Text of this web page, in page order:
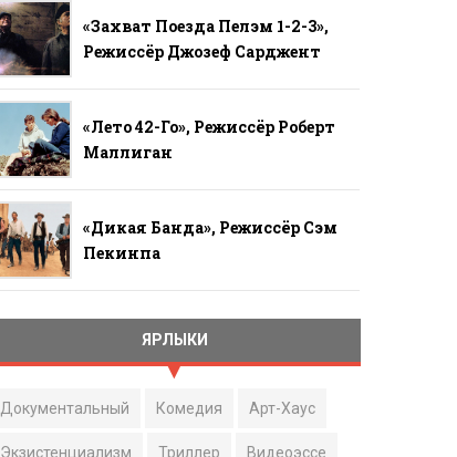
«Захват Поезда Пелэм 1-2-3»,
Режиссёр Джозеф Сарджент
«Лето 42-Го», Режиссёр Роберт
Маллиган
«Дикая Банда», Режиссёр Сэм
Пекинпа
ЯРЛЫКИ
Документальный Комедия Арт-Хаус
Экзистенциализм Триллер Видеоэссе